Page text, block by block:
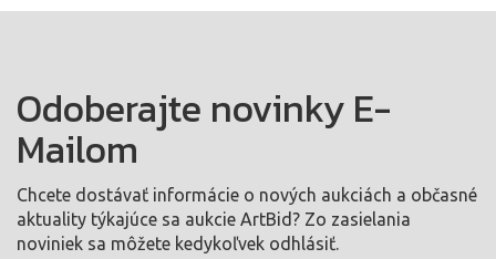
Odoberajte novinky E-
Mailom
Chcete dostávať informácie o nových aukciách a občasné
aktuality týkajúce sa aukcie ArtBid? Zo zasielania
noviniek sa môžete kedykoľvek odhlásiť.